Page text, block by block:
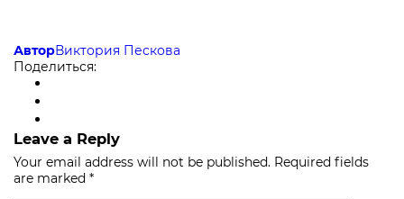
АвторВиктория Пескова
Поделиться:
Leave a Reply
Your email address will not be published. Required fields
are marked *